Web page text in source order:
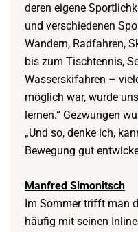
deren eigene
und verschiedenen
Wandern, Radfahren,
bis zum Tischtennis,
Wasserskifahren –
möglich war, wurde
lernen.“ Gezwungen
„Und so, denke ich,
Bewegung gut
Manfred Simonitsch
Im Sommer trifft man
häufig mit seinen